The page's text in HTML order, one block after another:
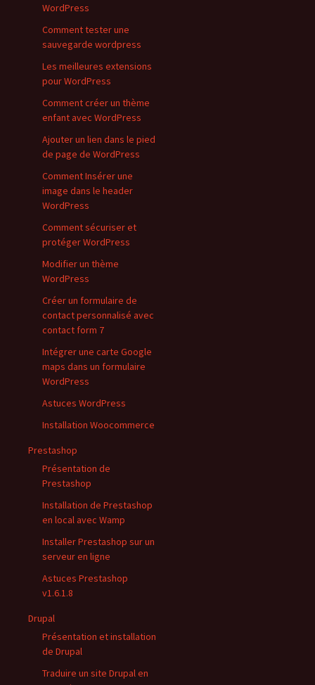
WordPress
Comment tester une
sauvegarde wordpress
Les meilleures extensions
pour WordPress
Comment créer un thème
enfant avec WordPress
Ajouter un lien dans le pied
de page de WordPress
Comment Insérer une
image dans le header
WordPress
Comment sécuriser et
protéger WordPress
Modifier un thème
WordPress
Créer un formulaire de
contact personnalisé avec
contact form 7
Intégrer une carte Google
maps dans un formulaire
WordPress
Astuces WordPress
Installation Woocommerce
Prestashop
Présentation de
Prestashop
Installation de Prestashop
en local avec Wamp
Installer Prestashop sur un
serveur en ligne
Astuces Prestashop
v1.6.1.8
Drupal
Présentation et installation
de Drupal
Traduire un site Drupal en